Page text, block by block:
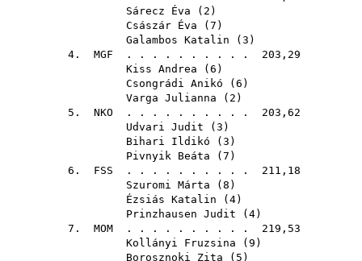
Sárecz Éva ( 2 )
Császár Éva ( 7 )
Galambos Katalin ( 3 )
4. MGF . . . . . . . . . . 203,29
Kiss Andrea ( 6 )
Csongrádi Anikó ( 6 )
Varga Julianna ( 2 )
5. NKO . . . . . . . . . . 203,62
Udvari Judit ( 3 )
Bihari Ildikó ( 3 )
Pivnyik Beáta ( 7 )
6. FSS . . . . . . . . . . 211,18
Szuromi Márta ( 8 )
Ézsiás Katalin ( 4)
Prinzhausen Judit ( 4)
7. MOM . . . . . . . . . . 219,53
Kollányi Fruzsina ( 9 )
Borosznoki Zita ( 5 )